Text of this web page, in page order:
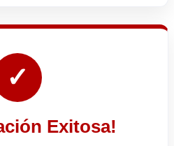
✓
Exitosa!